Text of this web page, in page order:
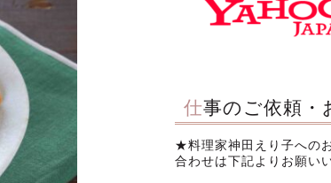
仕事のご依頼
★料理家神田えり子への
合わせは下記よりお願い